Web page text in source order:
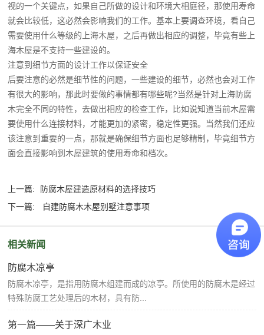
视的一个关键点，如果自己所做的设计和环境大相庭径，那使用寿命
就会比较低，这必然会影响我们的工作。基本上要调查环境，看自己
需要使用什么等级的上海木屋，之后再做出相应的调整，毕竟有些上
海木屋是不支持一些建设的。
注意到细节方面的设计工作以保证安全
后要注意的必然是细节性的问题，一些建设的细节，必然也会对工作
有很大的影响，那此时要做的事情都有哪些呢?当然是针对上海防腐
木完全不同的特性，去做出相应的检查工作，比如说知道当前木屋需
要使用什么连接材料，才能更加的紧密，稳定性更强。当然我们还应
该注意到重要的一点，那就是确保细节方面也足够精制，毕竟细节方
面会直接影响到木屋建筑的使用寿命和档次。
上一篇:
防腐木屋建造原材料的选择技巧
下一篇:
自建防腐木木屋别墅注意事项
相关新闻
防腐木凉亭
防腐木凉亭，是指用防腐木组建而成的凉亭。所使用的防腐木是经过
特殊防腐工艺处理后的木材，具有防...
第一篇——关于深广木业